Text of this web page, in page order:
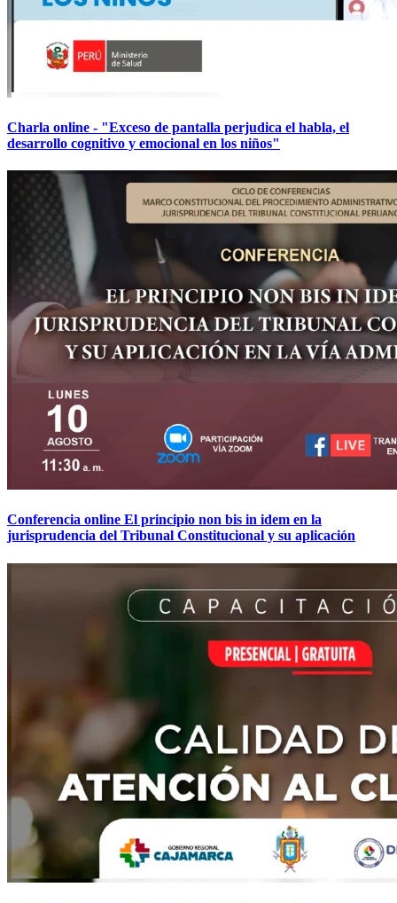
Charla online - "Exceso de pantalla perjudica el habla, el
desarrollo cognitivo y emocional en los niños"
Conferencia online El principio non bis in idem en la
jurisprudencia del Tribunal Constitucional y su aplicación